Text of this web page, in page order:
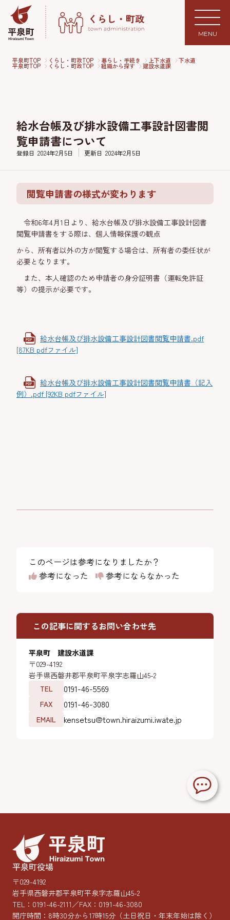
MENU
平泉町TOP くらし・町政TOP 暮らし・手続き 上下水道 下水道
平泉町TOP くらし・町政TOP 組織から探す 建設水道課
給水台帳及び排水設備工事設計図書閲
覧申請書について
登録日 2024年2月5日 更新日 2024年2月5日
閲覧申請書の様式が変わります
令和6年4月1日より、給水台帳及び排水設備工事設計図書
閲覧申請書をする際は、個人情報保護の観点
から、所有者以外の方が閲覧する場合は、所有者の委任状が
必要となります。
また、本人確認のため申請者の身分証明書（運転免許証
等）の提示が必要です。
給水台帳及び排水設備工事設計図書閲覧申請書.pdf
[87KB pdfファイル]
給水台帳及び排水設備工事設計図書閲覧申請書（記入
例）.pdf [92KB pdfファイル]
このページは参考になりましたか？
参考になった
参考にならなかった
この記事に関するお問い合わせ先
平泉町 建設水道課
〒029-4192
岩手県西磐井郡平泉町平泉字志羅山45-2
TEL
0191-46-5569
FAX 0191-46-3080
EMAIL kensetsu@town.hiraizumi.iwate.jp
平泉町役場
〒029-4192
岩手県西磐井郡平泉町平泉字志羅山45-2
TEL： 0191-46-2111／FAX：0191-46-3080
開庁時間：8時30分から17時15分 （土日祝日・年末年始は除く）